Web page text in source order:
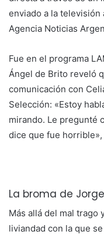
enviado a la
Agencia Noticias
Fue en el programa
Ángel de Brito reveló
comunicación con
Selección: «Estoy
mirando. Le pregunté
dice que fue
La broma de
Más allá del mal trago
liviandad con la que